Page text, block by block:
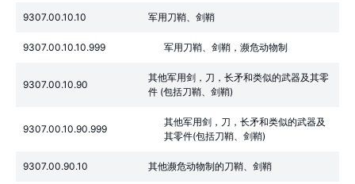
9307.00.10.10 军用刀鞘、剑鞘
9307.00.10.10.999 军用刀鞘、剑鞘，濒危动物制
9307.00.10.90
其他军用剑，刀，长矛和类似的武器及其零
件 (包括刀鞘、剑鞘)
9307.00.10.90.999
其他军用剑，刀，长矛和类似的武器及
其零件(包括刀鞘、剑鞘)
9307.00.90.10 其他濒危动物制的刀鞘、剑鞘